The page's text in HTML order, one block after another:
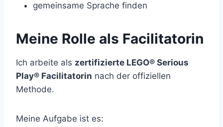
gemeinsame Sprache finden
Meine Rolle als Facilitatorin
Ich arbeite als zertifizierte LEGO® Serious
Play® Facilitatorin nach der offiziellen
Methode.
Meine Aufgabe ist es: